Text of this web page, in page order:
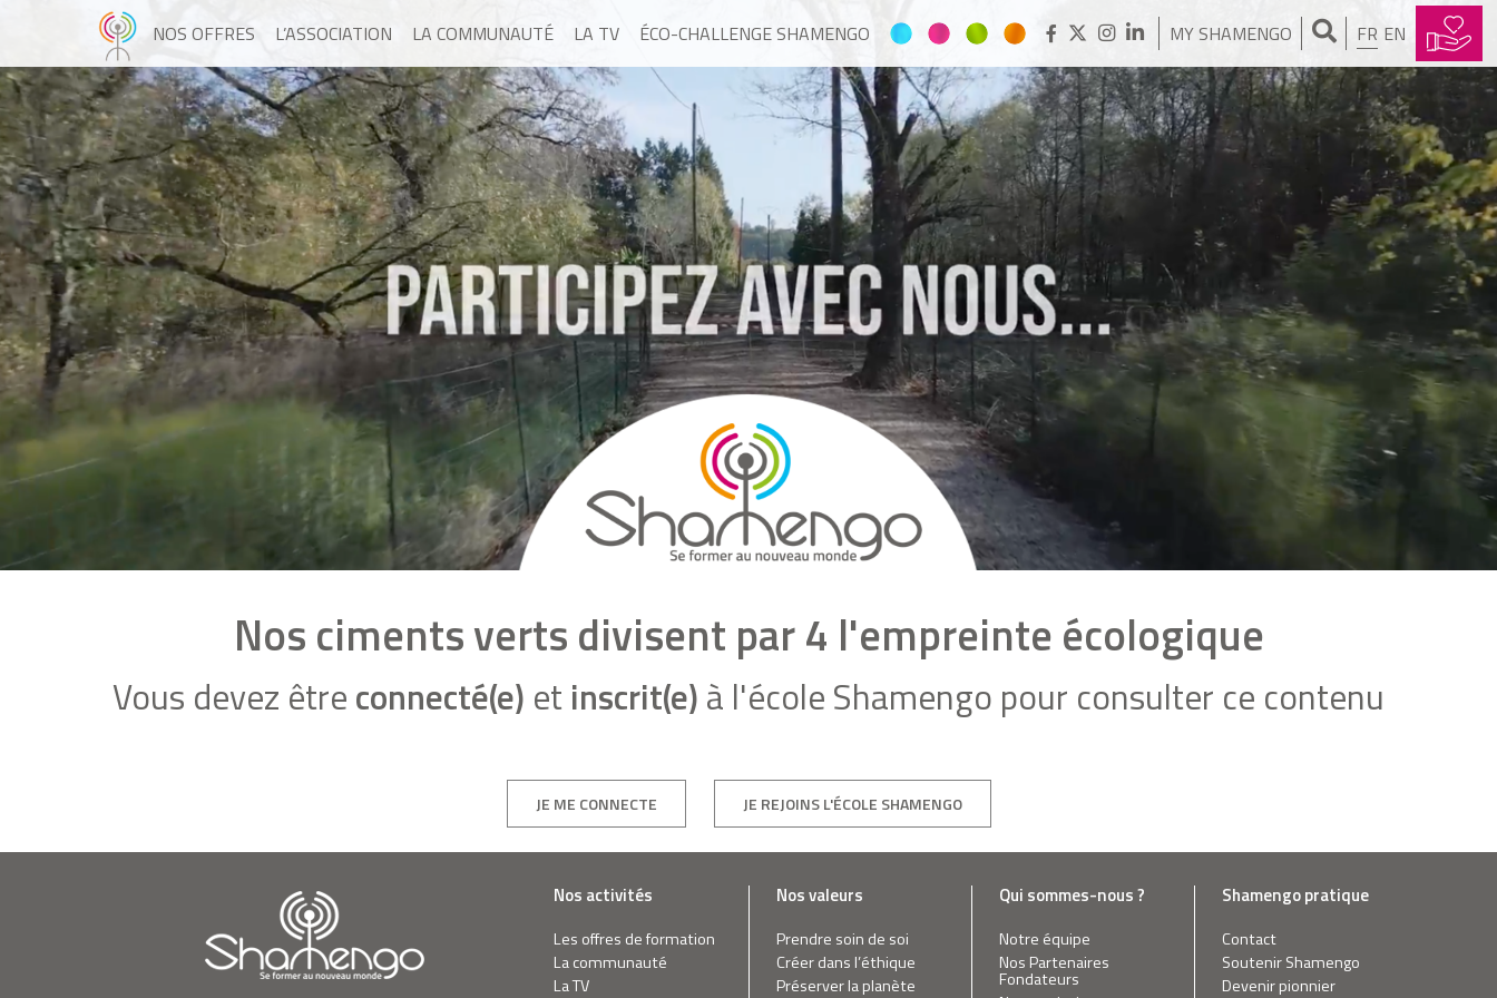
NOS OFFRES L’ASSOCIATION LA COMMUNAUTÉ LA TV ÉCO-CHALLENGE SHAMENGO MY SHAMENGO FR EN
Nos ciments verts divisent par 4 l'empreinte écologique
Vous devez êtreconnecté(e) et inscrit(e)à l'école Shamengo pour consulter ce contenu
JE ME CONNECTE JE REJOINS L'ÉCOLE SHAMENGO
Nos activités
Les offres de formation
La communauté
La TV
Nos valeurs
Prendre soin de soi
Créer dans l’éthique
Préserver la planète
Qui sommes-nous ?
Notre équipe
Nos Partenaires
Fondateurs
Shamengo pratique
Contact
Soutenir Shamengo
Devenir pionnier